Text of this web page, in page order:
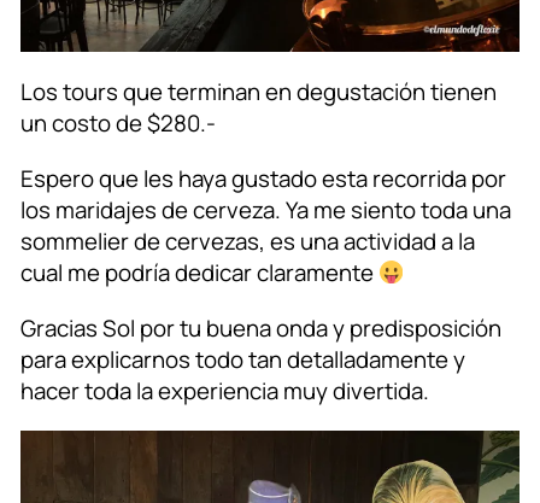
Los tours que terminan en degustación tienen
un costo de $280.-
Espero que les haya gustado esta recorrida por
los maridajes de cerveza. Ya me siento toda una
sommelier de cervezas, es una actividad a la
cual me podría dedicar claramente
Gracias Sol por tu buena onda y predisposición
para explicarnos todo tan detalladamente y
hacer toda la experiencia muy divertida.